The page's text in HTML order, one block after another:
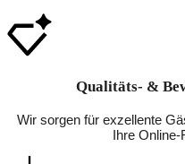
Qualitäts- &
Wir sorgen für exzellente
Ihre Online-